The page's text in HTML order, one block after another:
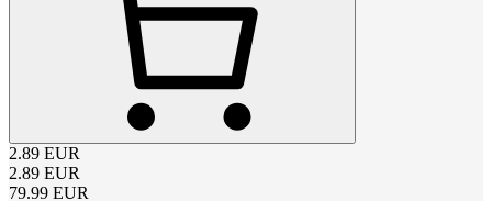
2.89 EUR
2.89 EUR
79.99 EUR